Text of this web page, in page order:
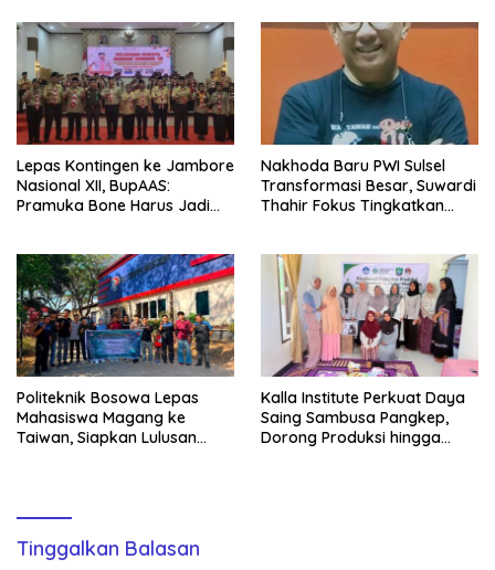
Lepas Kontingen ke Jambore
Nasional XII, BupAAS:
Pramuka Bone Harus Jadi
Nakhoda Baru PWI Sulsel
Transformasi Besar, Suwardi
Thahir Fokus Tingkatkan
Politeknik Bosowa Lepas
Mahasiswa Magang ke
Taiwan, Siapkan Lulusan
Kalla Institute Perkuat Daya
Saing Sambusa Pangkep,
Dorong Produksi hingga
Tinggalkan Balasan